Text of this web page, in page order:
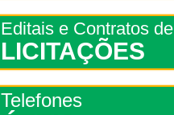
Editais e Contratos de
LICITAÇÕES
Telefones